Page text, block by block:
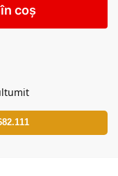
coș